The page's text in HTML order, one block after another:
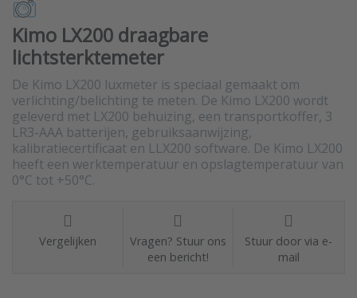
Kimo LX200 draagbare
lichtsterktemeter
De Kimo LX200 luxmeter is speciaal gemaakt om
verlichting/belichting te meten. De Kimo LX200 wordt
geleverd met LX200 behuizing, een transportkoffer, 3
LR3-AAA batterijen, gebruiksaanwijzing,
kalibratiecertificaat en LLX200 software. De Kimo LX200
heeft een werktemperatuur en opslagtemperatuur van
0°C tot +50°C.
Vergelijken
Vragen? Stuur ons
een bericht!
Stuur door via e-
mail